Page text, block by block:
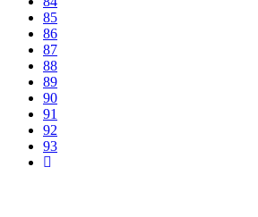
85
86
87
88
89
90
91
92
93